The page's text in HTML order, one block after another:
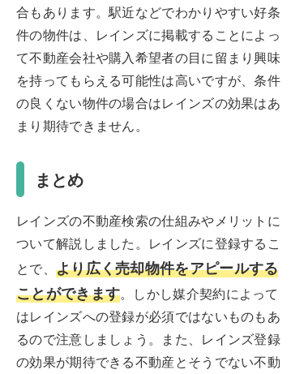
合もあります。駅近などでわかりやすい好条
件の物件は、レインズに掲載することによっ
て不動産会社や購入希望者の目に留まり興味
を持ってもらえる可能性は高いですが、条件
の良くない物件の場合はレインズの効果はあ
まり期待できません。
まとめ
レインズの不動産検索の仕組みやメリットに
ついて解説しました。レインズに登録するこ
とで、 より広く売却物件をアピールする
ことができます。しかし媒介契約によって
はレインズへの登録が必須ではないものもあ
るので注意しましょう。また、レインズ登録
の効果が期待できる不動産とそうでない不動